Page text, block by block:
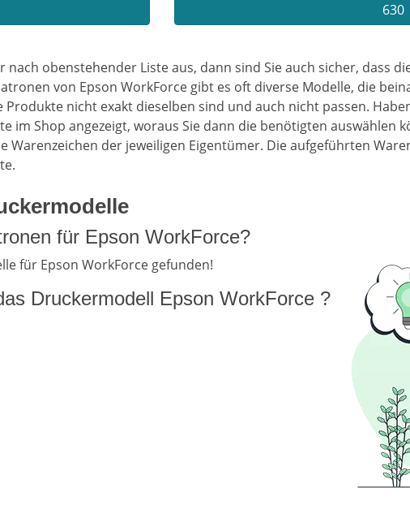
630
nach obenstehender Liste aus, dann sind Sie auch sicher, dass
von Epson WorkForce gibt es oft diverse Modelle, die
nicht exakt dieselben sind und auch nicht passen.
im Shop angezeigt, woraus Sie dann die benötigten auswählen
Warenzeichen der jeweiligen Eigentümer. Die aufgeführten
für Epson WorkForce?
für Epson WorkForce gefunden!
Druckermodell Epson WorkForce ?